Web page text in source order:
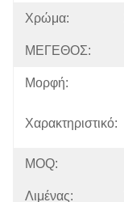
Χρώμα:
ΜΕΓΕΘΟΣ:
Μορφή:
Χαρακτηριστικό:
MOQ:
Λιμένας: